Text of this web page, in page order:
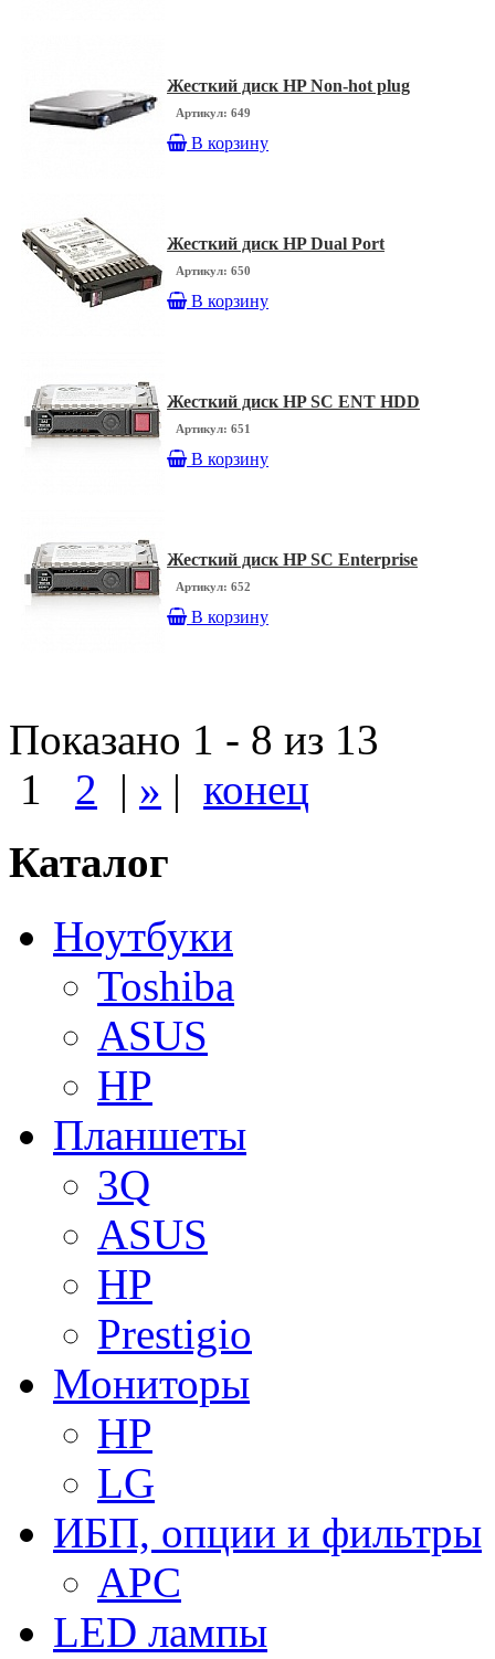
Жесткий диск HP Non-hot plug
Артикул: 649
В корзину
Жесткий диск HP Dual Port
Артикул: 650
В корзину
Жесткий диск HP SC ENT HDD
Артикул: 651
В корзину
Жесткий диск HP SC Enterprise
Артикул: 652
В корзину
Показано 1 - 8 из 13
1
2 | » | конец
Каталог
Ноутбуки
Toshiba
ASUS
HP
Планшеты
3Q
ASUS
HP
Prestigio
Мониторы
HP
LG
ИБП, опции и фильтры
APC
LED лампы